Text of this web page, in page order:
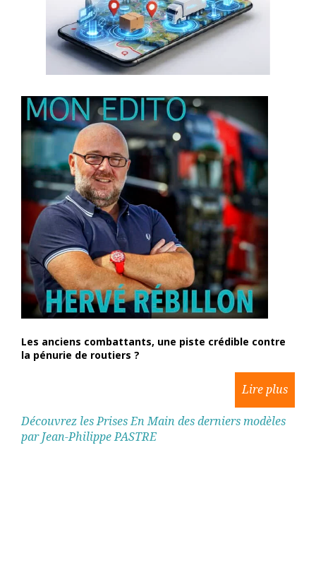
Les anciens combattants, une piste crédible contre
la pénurie de routiers ?
Découvrez les Prises En Main des derniers modèles
par Jean-Philippe PASTRE